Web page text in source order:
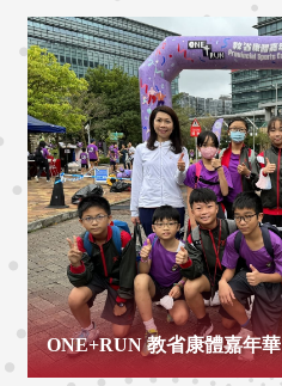
ONE+RUN 教省康體嘉年華